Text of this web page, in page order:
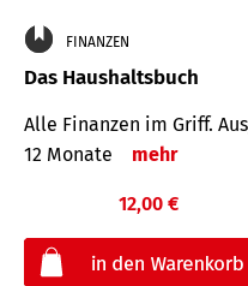
FINANZEN
Das Haushaltsbuch
Alle Finanzen im Griff.
12 Monate
mehr
12,00 €